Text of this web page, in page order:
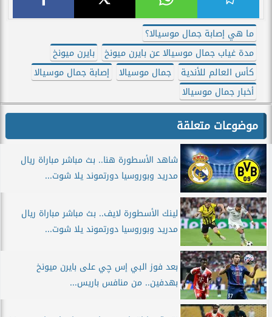
ما هي إصابة جمال موسيالا؟
مدة غياب جمال موسيالا عن بايرن ميونخ
بايرن ميونخ
كأس العالم للأندية
جمال موسيالا
إصابة جمال موسيالا
أخبار جمال موسيالا
موضوعات متعلقة
شاهد الأسطورة هنا.. بث مباشر مباراة ريال
مدريد وبوروسيا دورتموند يلا شوت...
لينك الأسطورة لايف.. بث مباشر مباراة ريال
مدريد وبوروسيا دورتموند يلا شوت...
بعد فوز البي إس چي على بايرن ميونخ
بهدفين.. من منافس باريس...